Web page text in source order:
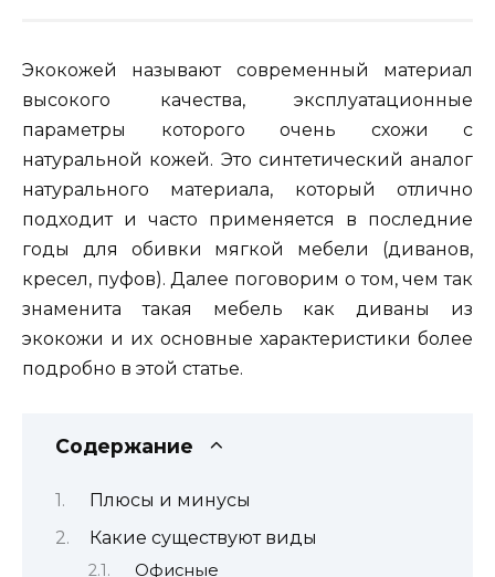
Экокожей называют современный материал
высокого качества, эксплуатационные
параметры которого очень схожи с
натуральной кожей. Это синтетический аналог
натурального материала, который отлично
подходит и часто применяется в последние
годы для обивки мягкой мебели (диванов,
кресел, пуфов). Далее поговорим о том, чем так
знаменита такая мебель как диваны из
экокожи и их основные характеристики более
подробно в этой статье.
Содержание
Плюсы и минусы
Какие существуют виды
Офисные